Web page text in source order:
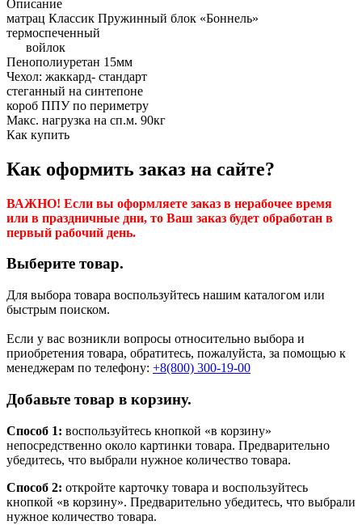
Описание
матрац Классик Пружинный блок «Боннель»
термоспеченный
войлок
Пенополиуретан 15мм
Чехол: жаккард- стандарт
стеганный на синтепоне
короб ППУ по периметру
Макс. нагрузка на сп.м. 90кг
Как купить
Как оформить заказ на сайте?
ВАЖНО! Если вы оформляете заказ в нерабочее время
или в праздничные дни, то Ваш заказ будет обработан в
первый рабочий день.
Выберите товар.
Для выбора товара воспользуйтесь нашим каталогом или
быстрым поиском.
Если у вас возникли вопросы относительно выбора и
приобретения товара, обратитесь, пожалуйста, за помощью к
менеджерам по телефону: +8(800) 300-19-00
Добавьте товар в корзину.
Способ 1: воспользуйтесь кнопкой «в корзину»
непосредственно около картинки товара. Предварительно
убедитесь, что выбрали нужное количество товара.
Способ 2: откройте карточку товара и воспользуйтесь
кнопкой «в корзину». Предварительно убедитесь, что выбрали
нужное количество товара.